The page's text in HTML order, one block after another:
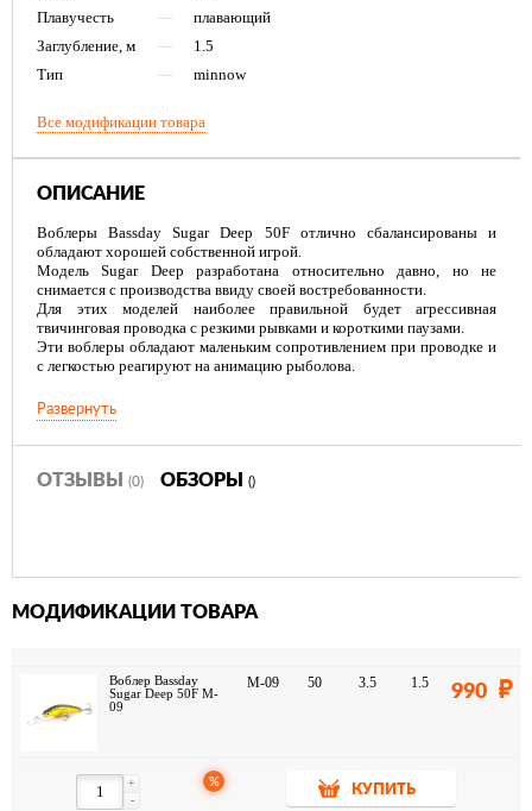
Плавучесть
—
плавающий
Заглубление, м
—
1.5
Тип
— minnow
Все модификации товара
ОПИСАНИЕ
Воблеры Bassday Sugar Deep 50F отлично сбалансированы и
обладают хорошей собственной игрой.
Модель Sugar Deep разработана относительно давно, но не
снимается с производства ввиду своей востребованности.
Для этих моделей наиболее правильной будет агрессивная
твичинговая проводка с резкими рывками и короткими паузами.
Эти воблеры обладают маленьким сопротивлением при проводке и
с легкостью реагируют на анимацию рыболова.
Развернуть
ОТЗЫВЫ (0) ОБЗОРЫ ()
МОДИФИКАЦИИ ТОВАРА
Воблер Bassday
Sugar Deep 50F M-
09
M-09 50 3.5 1.5 990
-
+ %
КУПИТЬ